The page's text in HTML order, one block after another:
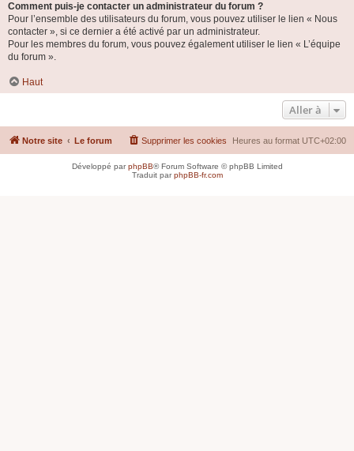
Comment puis-je contacter un administrateur du forum ?
Pour l’ensemble des utilisateurs du forum, vous pouvez utiliser le lien « Nous
contacter », si ce dernier a été activé par un administrateur.
Pour les membres du forum, vous pouvez également utiliser le lien « L’équipe
du forum ».
Haut
Aller à
Notre site Le forum Heures au format UTC+02:00
Supprimer les cookies
Développé parphpBB® Forum Software © phpBB Limited
Traduit parphpBB-fr.com